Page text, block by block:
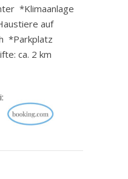
*Klimaanlage
auf
*Parkplatz
ca. 2 km